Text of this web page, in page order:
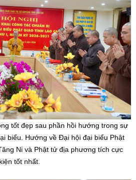
tốt đẹp sau phần hồi hướng trong sự
biểu. Hướng về Đại hội đại biểu Phật
Ni và Phật tử địa phương tích cực
tốt nhất.